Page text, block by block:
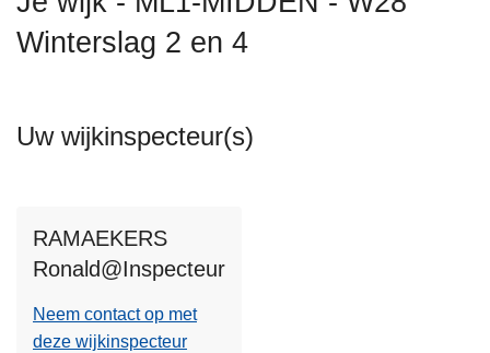
Winterslag 2 en 4
Uw wijkinspecteur(s)
RAMAEKERS
Ronald@Inspecteur
Neem contact op met
deze wijkinspecteur